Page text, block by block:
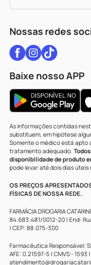
Nossas redes
Baixe nosso APP
As informações contidas
substituem, em hipótese
Somente o médico está
tratamento adequado.
disponibilidade de produto
pode levar até dois dias
OS PREÇOS
FÍSICAS DE NOSSA REDE.
FARMÁCIA DROGARIA
84.683.481/0012-20 | End:
| CEP: 88.075-300
Farmacêutica Responsável:
AFE: 0.21597-5 | CMVS -